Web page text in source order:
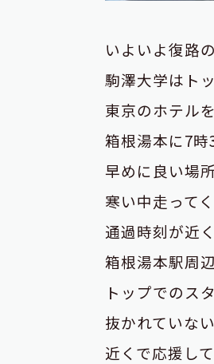
いよいよ復路
駒澤大学はト
東京のホテル
箱根湯本に7
早めに良い場
寒い中走って
通過時刻が近
箱根湯本駅周
トップでのス
抜かれていな
近くで応援し